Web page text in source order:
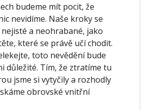
budeme mít pocit, že
nevidíme. Naše kroky se
a neohrabané, jako
které se právě učí chodit.
toto nevědění bude
důležité. Tím, že ztratíme tu
jsme si vytyčily a rozhodly
obrovské vnitřní